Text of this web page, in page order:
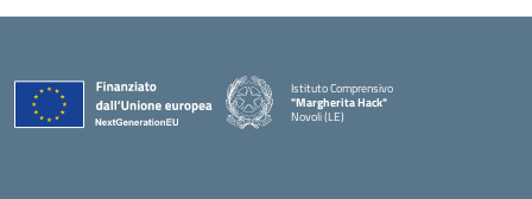
Istituto Comprensivo
"Margherita Hack"
Novoli (LE)